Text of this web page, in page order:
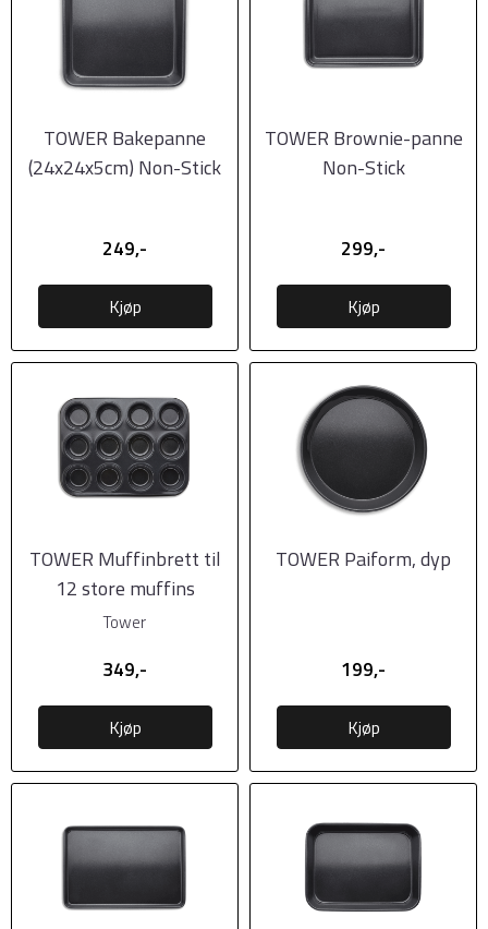
TOWER Bakepanne
(24x24x5cm) Non-Stick
249,-
Kjøp
TOWER Brownie-panne
Non-Stick
299,-
Kjøp
TOWER Muffinbrett til
12 store muffins
Tower
349,-
Kjøp
TOWER Paiform, dyp
199,-
Kjøp